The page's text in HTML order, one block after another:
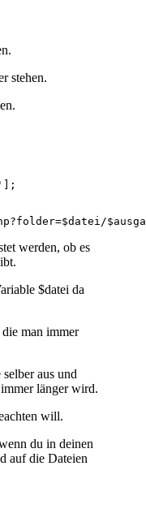
stehen.
werden, ob es
$datei da
man immer
aus und
länger wird.
will.
du in deinen
auf die Dateien